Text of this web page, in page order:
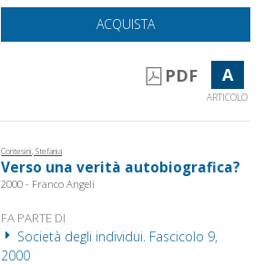
ACQUISTA
PDF A
ARTICOLO
Contesini, Stefania
Verso una verità autobiografica?
2000 - Franco Angeli
FA PARTE DI
Società degli individui. Fascicolo 9,
2000